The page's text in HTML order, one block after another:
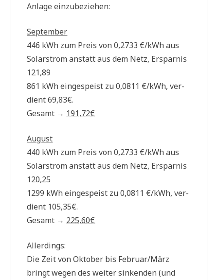
Anla­ge einzubeziehen:
Sep­tem­ber
446 kWh zum Preis von 0,2733 €/kWh aus
Solar­strom anstatt aus dem Netz, Erspar­nis
121,89
861 kWh ein­ge­speist zu 0,0811 €/kWh, ver­
dient 69,83€.
Gesamt → 191,72€
August
440 kWh zum Preis von 0,2733 €/kWh aus
Solar­strom anstatt aus dem Netz, Erspar­nis
120,25
1299 kWh ein­ge­speist zu 0,0811 €/kWh, ver­
dient 105,35€.
Gesamt → 225,60€
Aller­dings:
Die Zeit von Okto­ber bis Februar/März
bringt wegen des wei­ter sin­ken­den (und